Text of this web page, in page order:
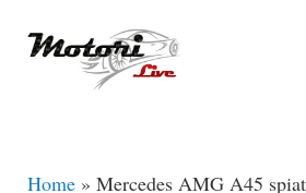
Home » Mercedes AMG A45